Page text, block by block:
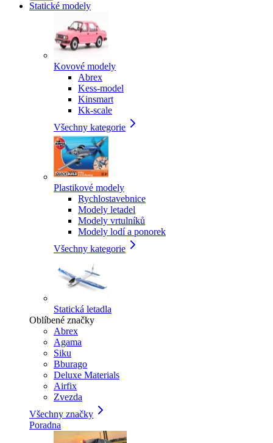
Statické modely
Kovové modely
Abrex
Kess-model
Kinsmart
Kk-scale
Všechny kategorie
Plastikové modely
Rychlostavebnice
Modely letadel
Modely vrtulníků
Modely lodí a ponorek
Všechny kategorie
Statická letadla
Oblíbené značky
Abrex
Agama
Siku
Bburago
Deluxe Materials
Airfix
Zvezda
Všechny značky
Poradna